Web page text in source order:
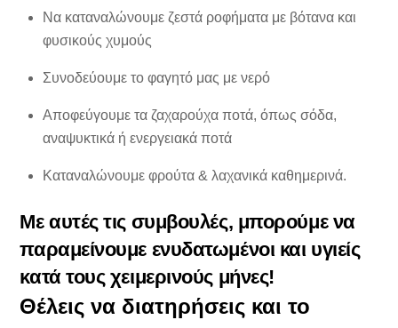
Να καταναλώνουμε ζεστά ροφήματα με βότανα και
φυσικούς χυμούς
Συνοδεύουμε το φαγητό μας με νερό
Αποφεύγουμε τα ζαχαρούχα ποτά, όπως σόδα,
αναψυκτικά ή ενεργειακά ποτά
Καταναλώνουμε φρούτα & λαχανικά καθημερινά.
Με αυτές τις συμβουλές, μπορούμε να
παραμείνουμε ενυδατωμένοι και υγιείς
κατά τους χειμερινούς μήνες!
Θέλεις να διατηρήσεις και το